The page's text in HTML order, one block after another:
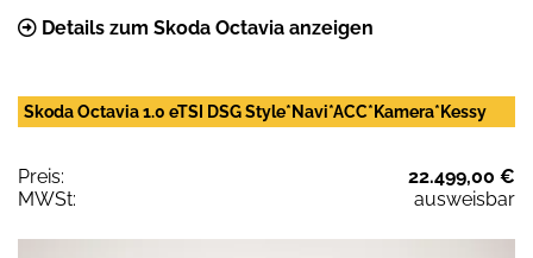
Details zum Skoda Octavia anzeigen
Skoda Octavia 1.0 eTSI DSG Style*Navi*ACC*Kamera*Kessy
Preis:
22.499,00 €
MWSt:
ausweisbar